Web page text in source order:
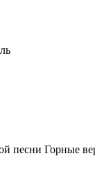
песни Горные